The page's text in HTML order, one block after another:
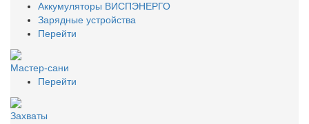
Аккумуляторы ВИСПЭНЕРГО
Зарядные устройства
Перейти
Мастер-сани
Перейти
Захваты